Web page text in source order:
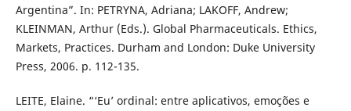
Argentina”. In: PETRYNA, Adriana; LAKOFF, Andrew;
KLEINMAN, Arthur (Eds.). Global Pharmaceuticals. Ethics,
Markets, Practices. Durham and London: Duke University
Press, 2006. p. 112-135.
LEITE, Elaine. “‘Eu’ ordinal: entre aplicativos, emoções e